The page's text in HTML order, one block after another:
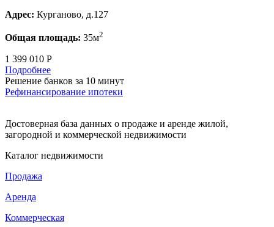
Адрес: Курганово, д.127
Общая площадь: 35м2
1 399 010 Р
Подробнее
Решение банков за 10 минут
Рефинансирование ипотеки
Достоверная база данных о продаже и аренде жилой,
загородной и коммерческой недвижимости
Каталог недвижимости
Продажа
Аренда
Коммерческая